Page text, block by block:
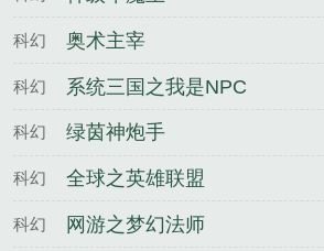
科幻 奥术主宰
科幻 系统三国之我是NPC
科幻 绿茵神炮手
科幻 全球之英雄联盟
科幻 网游之梦幻法师